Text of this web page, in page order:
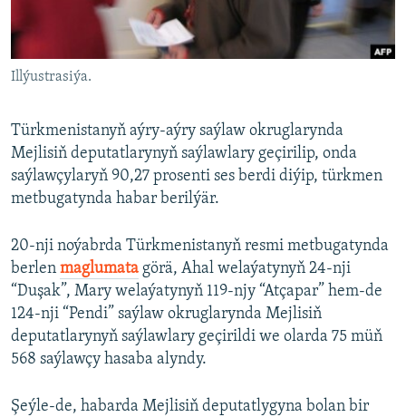
Illýustrasiýa.
Türkmenistanyň aýry-aýry saýlaw okruglarynda
Mejlisiň deputatlarynyň saýlawlary geçirilip, onda
saýlawçylaryň 90,27 prosenti ses berdi diýip, türkmen
metbugatynda habar berilýär.
20-nji noýabrda Türkmenistanyň resmi metbugatynda
berlen maglumata görä, Ahal welaýatynyň 24-nji
“Duşak”, Mary welaýatynyň 119-njy “Atçapar” hem-de
124-nji “Pendi” saýlaw okruglarynda Mejlisiň
deputatlarynyň saýlawlary geçirildi we olarda 75 müň
568 saýlawçy hasaba alyndy.
Şeýle-de, habarda Mejlisiň deputatlygyna bolan bir